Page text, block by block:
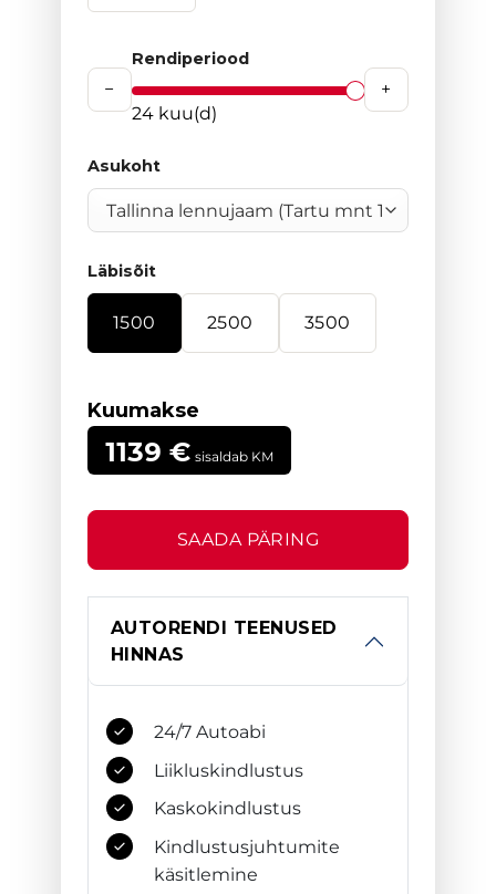
−
Rendiperiood
24 kuu(d)
+
Asukoht
Läbisõit
1500 2500 3500
Kuumakse
1139 € sisaldab KM
SAADA PÄRING
AUTORENDI TEENUSED
HINNAS
24/7 Autoabi
Liikluskindlustus
Kaskokindlustus
Kindlustusjuhtumite
käsitlemine